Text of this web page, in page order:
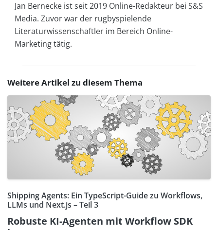
Jan Bernecke ist seit 2019 Online-Redakteur bei S&S
Media. Zuvor war der rugbyspielende
Literaturwissenschaftler im Bereich Online-
Marketing tätig.
Weitere Artikel zu diesem Thema
Shipping Agents: Ein TypeScript-Guide zu Workflows,
LLMs und Next.js – Teil 3
Robuste KI-Agenten mit Workflow SDK